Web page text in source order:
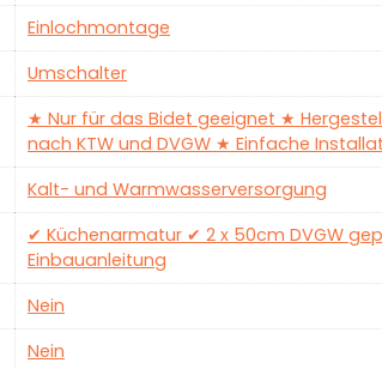
‎Einlochmontage
‎Umschalter
‎★ Nur für das Bidet geeignet ★
nach KTW und DVGW ★ Einfache
‎Kalt- und Warmwasserversorgung
‎✔ Küchenarmatur ✔ 2 x 50cm DVGW
Einbauanleitung
‎Nein
‎Nein